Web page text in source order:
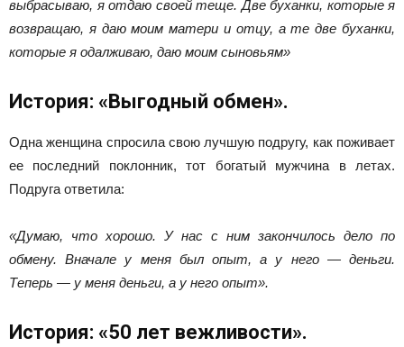
выбрасываю, я отдаю своей теще. Две буханки, которые я
возвращаю, я даю моим мате­ри и отцу, а те две буханки,
которые я одалживаю, даю моим сыновьям»
История: «Выгодный обмен».
Одна женщина спросила свою лучшую подругу, как пожива­ет
ее последний поклонник, тот богатый мужчина в летах.
Подруга ответила:
«Думаю, что хорошо. У нас с ним закон­чилось дело по
обмену. Вначале у меня был опыт, а у не­го — деньги.
Теперь — у меня деньги, а у него опыт».
История: «50 лет вежливости».